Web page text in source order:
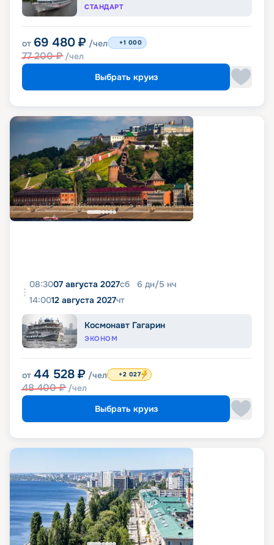
СТАНДАРТ
от 69 480 ₽ /чел
77 200₽ /чел
+1 000
Выбрать круиз
08:3007 августа 2027сб 6 дн/5 нч
14:0012 августа 2027чт
Космонавт Гагарин
ЭКОНОМ
от 44 528 ₽ /чел
48 400₽ /чел
+2 027
Выбрать круиз